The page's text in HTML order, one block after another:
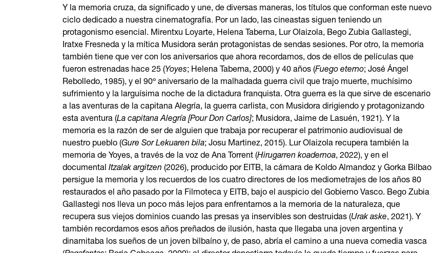
Y la memoria cruza, da significado y une, de diversas maneras, los títulos que conforman este nuevo
ciclo dedicado a nuestra cinematografía. Por un lado, las cineastas siguen teniendo un
protagonismo esencial. Mirentxu Loyarte, Helena Taberna, Lur Olaizola, Bego Zubia Gallastegi,
Iratxe Fresneda y la mítica Musidora serán protagonistas de sendas sesiones. Por otro, la memoria
también tiene que ver con los aniversarios que ahora recordamos, dos de ellos de películas que
fueron estrenadas hace 25 (Yoyes; Helena Taberna, 2000) y 40 años (Fuego eterno; José Ángel
Rebolledo, 1985), y el 90º aniversario de la malhadada guerra civil que trajo muerte, muchísimo
sufrimiento y la larguísima noche de la dictadura franquista. Otra guerra es la que sirve de escenario
a las aventuras de la capitana Alegría, la guerra carlista, con Musidora dirigiendo y protagonizando
esta aventura (La capitana Alegría [Pour Don Carlos]; Musidora, Jaime de Lasuén, 1921). Y la
memoria es la razón de ser de alguien que trabaja por recuperar el patrimonio audiovisual de
nuestro pueblo (Gure Sor Lekuaren bila; Josu Martinez, 2015). Lur Olaizola recupera también la
memoria de Yoyes, a través de la voz de Ana Torrent (Hirugarren koadernoa, 2022), y en el
documental Itzalak argitzen (2026), producido por EITB, la cámara de Koldo Almandoz y Gorka Bilbao
persigue la memoria y los recuerdos de los cuatro directores de los mediometrajes de los años 80
restaurados el año pasado por la Filmoteca y EITB, bajo el auspicio del Gobierno Vasco. Bego Zubia
Gallastegi nos lleva un poco más lejos para enfrentarnos a la memoria de la naturaleza, que
recupera sus viejos dominios cuando las presas ya inservibles son destruidas (Urak aske, 2021). Y
también recordamos esos años preñados de ilusión, hasta que llegaba una joven argentina y
dinamitaba los sueños de un joven bilbaíno y, de paso, abría el camino a una nueva comedia vasca